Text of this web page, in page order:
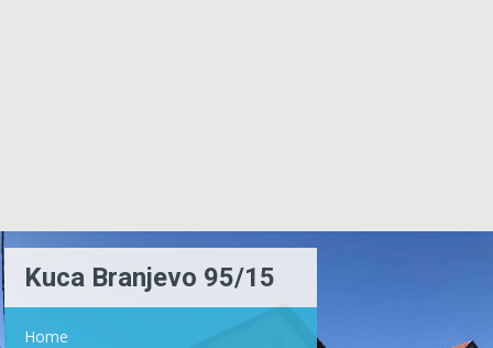
Kuca Branjevo 95/15
Home